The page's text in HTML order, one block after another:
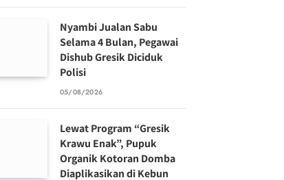
Nyambi Jualan Sabu
Selama 4 Bulan, Pegawai
Dishub Gresik Diciduk
Polisi
05/08/2026
Lewat Program “Gresik
Krawu Enak”, Pupuk
Organik Kotoran Domba
Diaplikasikan di Kebun